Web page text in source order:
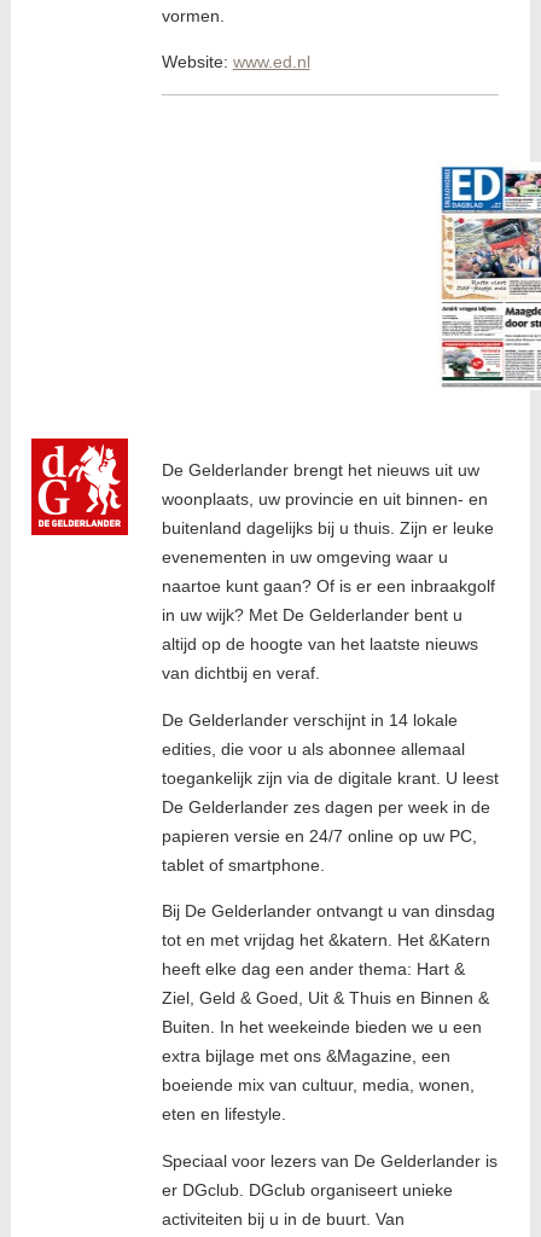
vormen.
Website: www.ed.nl
De Gelderlander brengt het nieuws uit uw
woonplaats, uw provincie en uit binnen- en
buitenland dagelijks bij u thuis. Zijn er leuke
evenementen in uw omgeving waar u
naartoe kunt gaan? Of is er een inbraakgolf
in uw wijk? Met De Gelderlander bent u
altijd op de hoogte van het laatste nieuws
van dichtbij en veraf.
De Gelderlander verschijnt in 14 lokale
edities, die voor u als abonnee allemaal
toegankelijk zijn via de digitale krant. U leest
De Gelderlander zes dagen per week in de
papieren versie en 24/7 online op uw PC,
tablet of smartphone.
Bij De Gelderlander ontvangt u van dinsdag
tot en met vrijdag het &katern. Het &Katern
heeft elke dag een ander thema: Hart &
Ziel, Geld & Goed, Uit & Thuis en Binnen &
Buiten. In het weekeinde bieden we u een
extra bijlage met ons &Magazine, een
boeiende mix van cultuur, media, wonen,
eten en lifestyle.
Speciaal voor lezers van De Gelderlander is
er DGclub. DGclub organiseert unieke
activiteiten bij u in de buurt. Van